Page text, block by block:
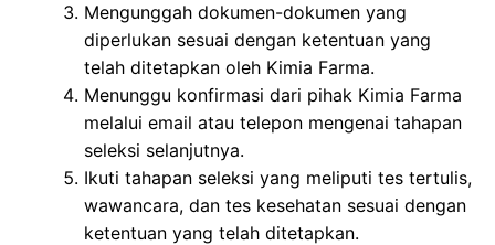
Mengunggah dokumen-dokumen yang
diperlukan sesuai dengan ketentuan yang
telah ditetapkan oleh Kimia Farma.
Menunggu konfirmasi dari pihak Kimia Farma
melalui email atau telepon mengenai tahapan
seleksi selanjutnya.
Ikuti tahapan seleksi yang meliputi tes tertulis,
wawancara, dan tes kesehatan sesuai dengan
ketentuan yang telah ditetapkan.